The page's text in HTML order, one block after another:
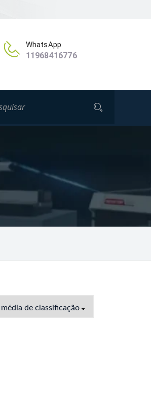
WhatsApp
11968416776